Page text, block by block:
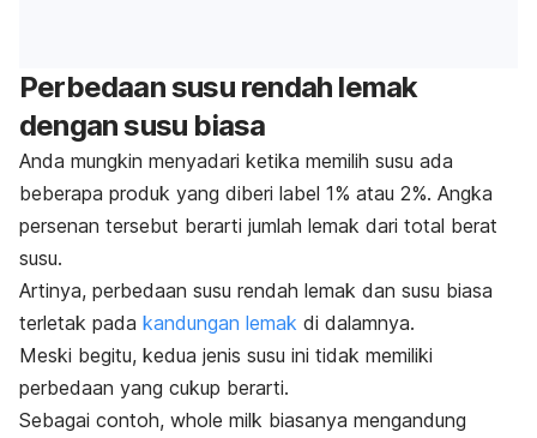
Perbedaan susu rendah lemak
dengan susu biasa
Anda mungkin menyadari ketika memilih susu ada
beberapa produk yang diberi label 1% atau 2%. Angka
persenan tersebut berarti jumlah lemak dari total berat
susu.
Artinya, perbedaan susu rendah lemak dan susu biasa
terletak pada kandungan lemak di dalamnya.
Meski begitu, kedua jenis susu ini tidak memiliki
perbedaan yang cukup berarti.
Sebagai contoh, whole milk biasanya mengandung